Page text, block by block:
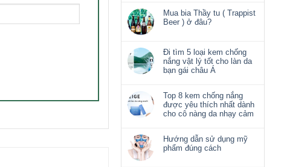
Mua bia Thầy tu ( Trappist
Beer ) ở đâu?
Đi tìm 5 loại kem chống
nắng vật lý tốt cho làn da
bạn gái châu Á
Top 8 kem chống nắng
được yêu thích nhất dành
cho cô nàng da nhạy cảm
Hướng dẫn sử dụng mỹ
phẩm đúng cách